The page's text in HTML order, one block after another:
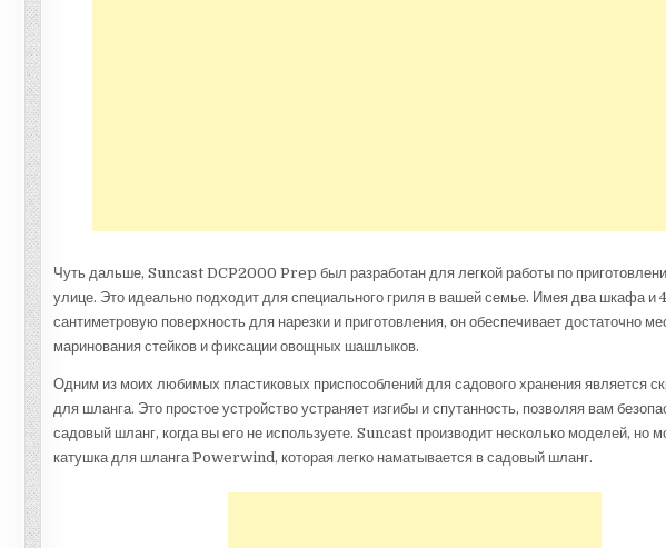
Чуть дальше, Suncast DCP2000 Prep был разработан для легкой работы по
улице. Это идеально подходит для специального гриля в вашей семье. Имея два шкафа и
сантиметровую поверхность для нарезки и приготовления, он обеспечивает достаточно
маринования стейков и фиксации овощных шашлыков.
Одним из моих любимых пластиковых приспособлений для садового хранения является
для шланга. Это простое устройство устраняет изгибы и спутанность, позволяя вам
садовый шланг, когда вы его не используете. Suncast производит несколько моделей, но
катушка для шланга Powerwind, которая легко наматывается в садовый шланг.